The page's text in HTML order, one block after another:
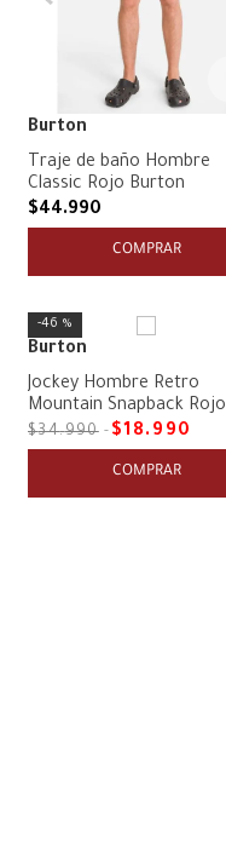
Burton
Traje de baño Hombre
Classic Rojo Burton
$44.990
COMPRAR
46 %
Burton
Jockey Hombre Retro
Mountain Snapback Rojo
Burton
$34.990 $18. 990
COMPRAR